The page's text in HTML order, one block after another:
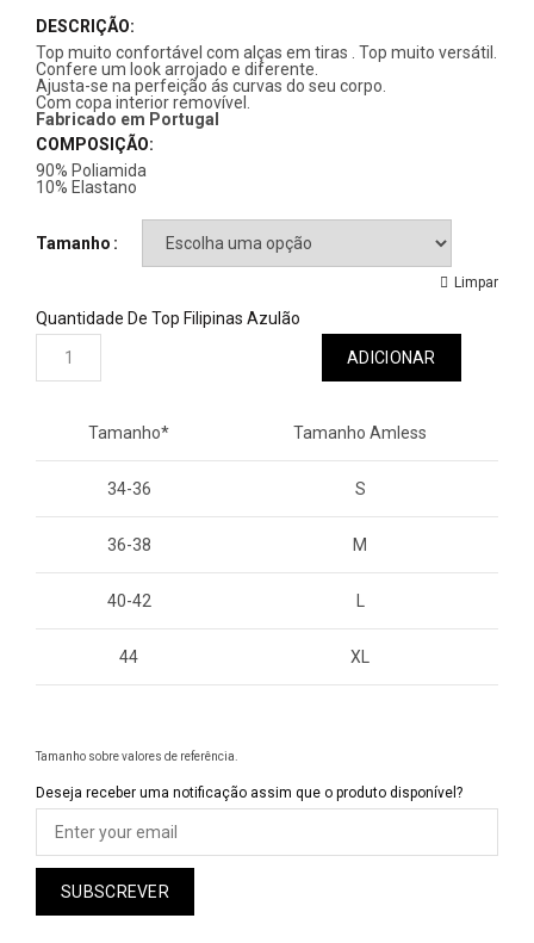
DESCRIÇÃO:
Top muito confortável com alças em tiras . Top muito versátil.
Confere um look arrojado e diferente.
Ajusta-se na perfeição ás curvas do seu corpo.
Com copa interior removível.
Fabricado em Portugal
COMPOSIÇÃO:
90% Poliamida
10% Elastano
Tamanho
Limpar
Quantidade De Top Filipinas Azulão
ADICIONAR
Tamanho* Tamanho Amless
34-36 S
36-38 M
40-42
44 XL
Tamanho sobre valores de referência.
Deseja receber uma notificação assim que o produto disponível?
SUBSCREVER